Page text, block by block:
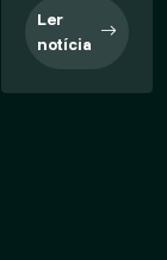
Ler
notícia